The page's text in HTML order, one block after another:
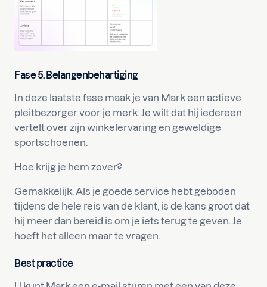
Fase 5. Belangenbehartiging
In deze laatste fase maak je van Mark een actieve
pleitbezorger voor je merk. Je wilt dat hij iedereen
vertelt over zijn winkelervaring en geweldige
sportschoenen.
Hoe krijg je hem zover?
Gemakkelijk. Als je goede service hebt geboden
tijdens de hele reis van de klant, is de kans groot dat
hij meer dan bereid is om je iets terug te geven. Je
hoeft het alleen maar te vragen.
Best practice